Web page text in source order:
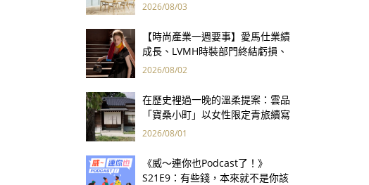
2026/08/03
【時尚產業一週要事】愛馬仕業績
成長、LVMH時裝部門終結虧損、
Kering轉型策略初現成效、Prada
2026/08/02
在歷史裡過一晚的溫柔提案：雲品
「寶桑小町」以女性限定青旅續寫
台東老屋記憶
2026/08/01
《威～連你也Podcast了！》
S21E9：有些錢，本來就不是你該